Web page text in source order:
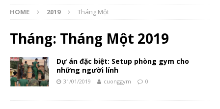
HOME 2019 Tháng Một
Tháng: Tháng Một 2019
Dự án đặc biệt: Setup phòng gym cho
những người lính
31/01/2019 cuonggym 0